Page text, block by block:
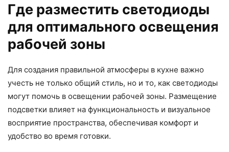
Где разместить светодиоды
для оптимального освещения
рабочей зоны
Для создания правильной атмосферы в кухне важно
учесть не только общий стиль, но и то, как светодиоды
могут помочь в освещении рабочей зоны. Размещение
подсветки влияет на функциональность и визуальное
восприятие пространства, обеспечивая комфорт и
удобство во время готовки.